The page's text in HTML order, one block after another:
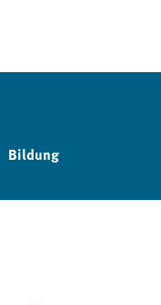
Bildung